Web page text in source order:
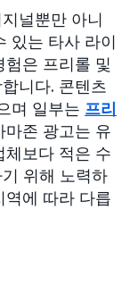
널뿐만 아니
있는 타사 라이
은 프리롤 및
니다. 콘텐츠
며 일부는 프리
마존 광고는 유
보다 적은 수
위해 노력하
역에 따라 다릅